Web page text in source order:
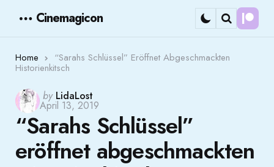
Cinemagicon
Search
Home “Sarahs Schlüssel” Eröffnet Abgeschmackten
Historienkitsch
Posted
by
by LidaLost
April 13, 2019
“Sarahs Schlüssel”
eröffnet abgeschmackten